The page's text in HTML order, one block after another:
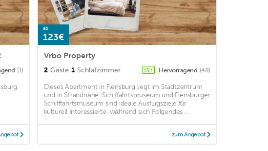
(1)
ab
123€
Vrbo Property
2 Gäste 1 Schlafzimmer 13,1 Hervorragend (48)
Dieses Apartment in Flensburg liegt im Stadtzentrum
und in Strandnähe. Schiffahrtsmuseum und Flensburger
Schifffahrtsmuseum sind ideale Ausflugsziele für
kulturell Interessierte, während sich Folgendes ...
zum Angebot